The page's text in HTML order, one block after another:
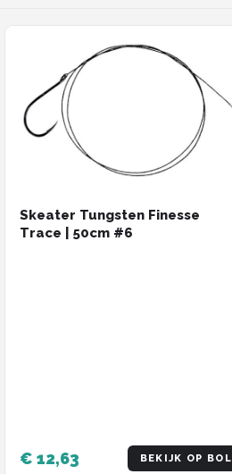
Skeater Tungsten Finesse
Trace | 50cm #6
€ 12,63 BEKIJK OP BOL